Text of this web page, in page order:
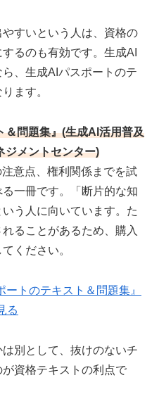
すいという人は、資格の
るのも有効です。生成AI
、生成AIパスポートのテ
ます。
＆問題集』(生成AI活用普及
ジメントセンター)
意点、権利関係までを試
一冊です。「断片的な知
う人に向いています。た
ることがあるため、購入
ください。
トのテキスト＆問題集』
る
別として、抜けのないチ
資格テキストの利点で